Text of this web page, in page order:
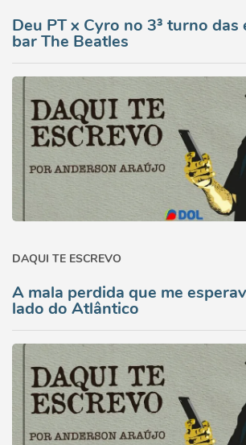
Deu PT x Cyro no 3³ turno das
bar The Beatles
DAQUI TE ESCREVO
A mala perdida que me
lado do Atlântico